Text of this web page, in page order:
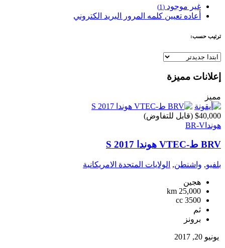
غير موجود (1)
أعاده تعيين كلمه المرور البريد الكتروني
ترتيب حسب:
إعلانات مميزة
مميز
$40,000 (قابل للتفاوض)
هوندا BR-V
BRV ط-VTEC هوندا S 2017
بلفيو, واشنطن, الولايات المتحدة الامريكانية
هجين
25,000 km
3500 cc
ثم
برونز
يونيو 20, 2017